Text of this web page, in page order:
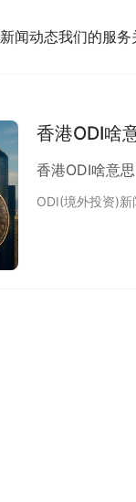
新闻动态我们的服务
香港ODI啥
香港ODI啥意
ODI(境外投资)新